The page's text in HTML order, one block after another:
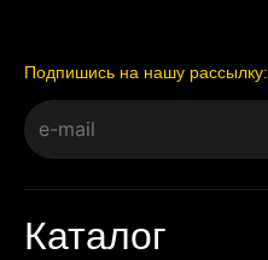
Подпишись на нашу рассылку:
Каталог